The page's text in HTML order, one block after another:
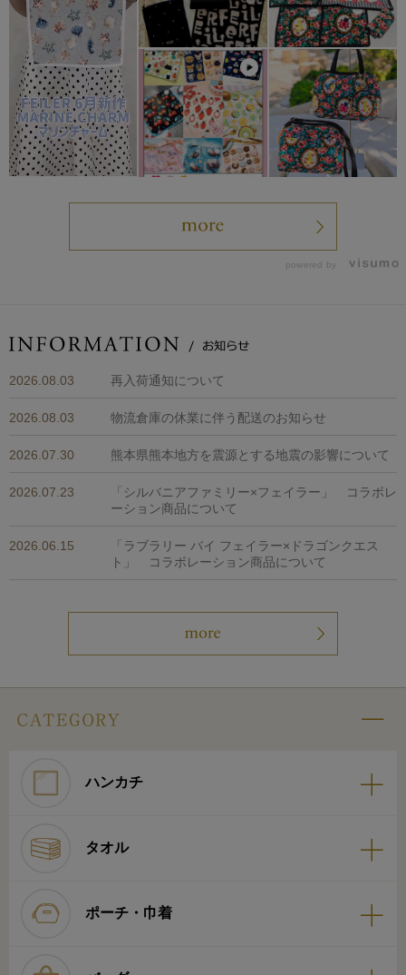
powered by
2026.08.03 再入荷通知について
2026.08.03 物流倉庫の休業に伴う配送のお知らせ
2026.07.30 熊本県熊本地方を震源とする地震の影響について
2026.07.23
「シルバニアファミリー×フェイラー」 コラボレ
ーション商品について
2026.06.15
「ラブラリー バイ フェイラー×ドラゴンクエス
ト」 コラボレーション商品について
ハンカチ
タオル
ポーチ・巾着